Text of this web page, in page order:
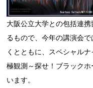
大阪公立大学との包括連
るもので、今年の講演会
くとともに、スペシャル
極観測～探せ！ブラック
います。